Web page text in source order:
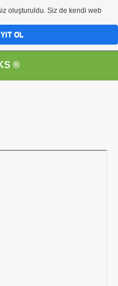
®
oluşturuldu. Siz de kendi web
OL